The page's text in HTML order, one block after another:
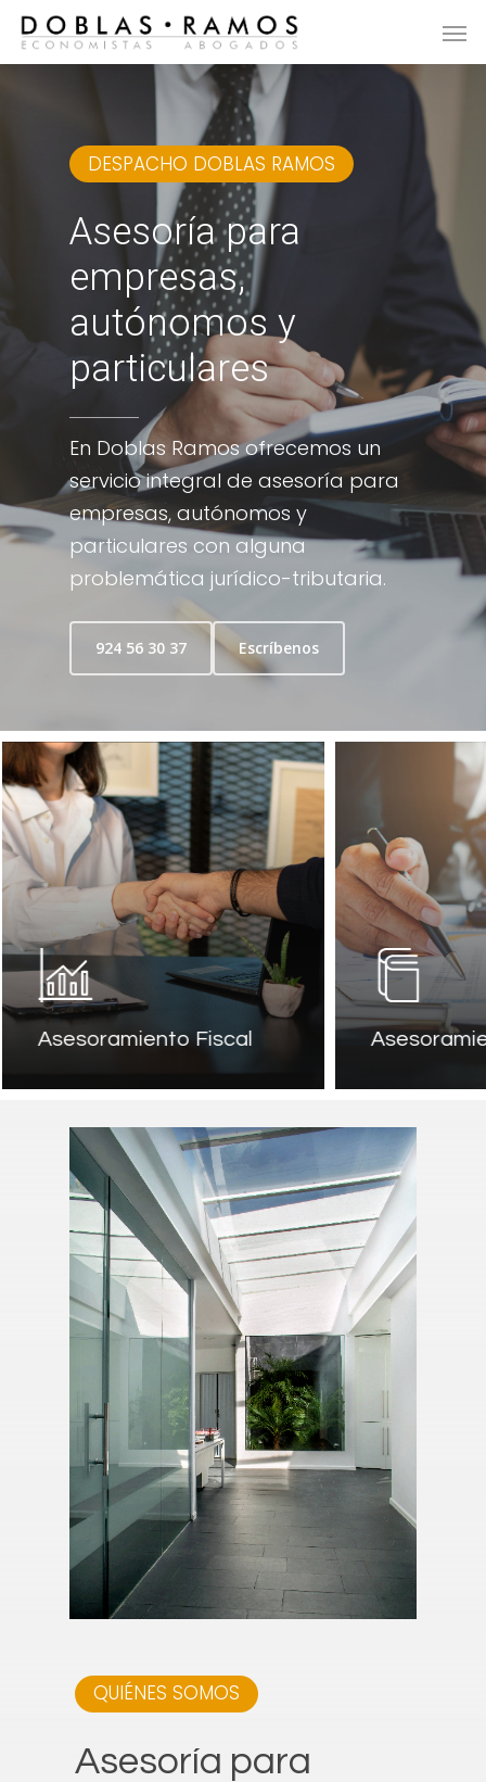
Skip
DESPACHO DOBLAS RAMOS
Asesoría para
empresas,
autónomos y
particulares
En Doblas Ramos ofrecemos un
servicio integral de asesoría para
empresas, autónomos y
particulares con alguna
problemática jurídico-tributaria.
924 56 30 37 Escríbenos
Asesoramiento Fiscal
QUIÉNES SOMOS
Asesoría para